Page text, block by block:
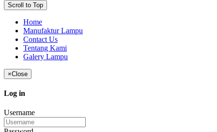
Scroll to Top
Home
Manufaktur Lampu
Contact Us
Tentang Kami
Galery Lampu
×Close
Log in
Username